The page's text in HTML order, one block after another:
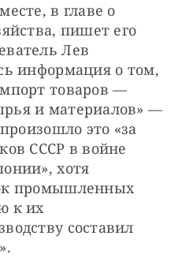
в главе о
пишет его
Лев
информация о том,
товаров —
и материалов» —
это «за
СССР в войне
хотя
промышленных
к их
составил